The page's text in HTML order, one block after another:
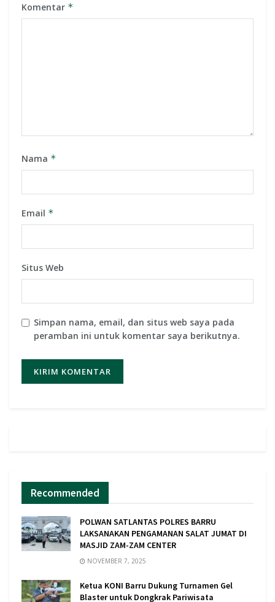
Komentar *
Nama *
Email *
Situs Web
Simpan nama, email, dan situs web saya pada
peramban ini untuk komentar saya berikutnya.
Recommended
POLWAN SATLANTAS POLRES BARRU
LAKSANAKAN PENGAMANAN SALAT JUMAT DI
MASJID ZAM-ZAM CENTER
NOVEMBER 7, 2025
Ketua KONI Barru Dukung Turnamen Gel
Blaster untuk Dongkrak Pariwisata